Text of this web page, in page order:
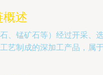
概述
、锰矿石等）经过开采
艺制成的深加工产品，